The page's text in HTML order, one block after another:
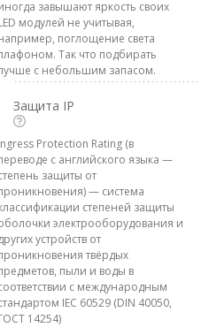
завышают яркость своих
модулей не учитывая,
поглощение света
Так что подбирать
с небольшим запасом.
Защита IP
Protection Rating (в
с английского языка —
защиты от
— система
степеней защиты
электрооборудования и
устройств от
твёрдых
пыли и воды в
с международным
IEC 60529 (DIN 40050,
14254)